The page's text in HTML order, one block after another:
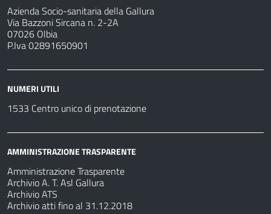
Azienda Socio-sanitaria della Gallura
Via Bazzoni Sircana n. 2-2A
07026 Olbia
P.Iva 02891650901
NUMERI UTILI
1533 Centro unico di prenotazione
AMMINISTRAZIONE TRASPARENTE
Amministrazione Trasparente
Archivio A. T. Asl Gallura
Archivio ATS
Archivio atti fino al 31.12.2018